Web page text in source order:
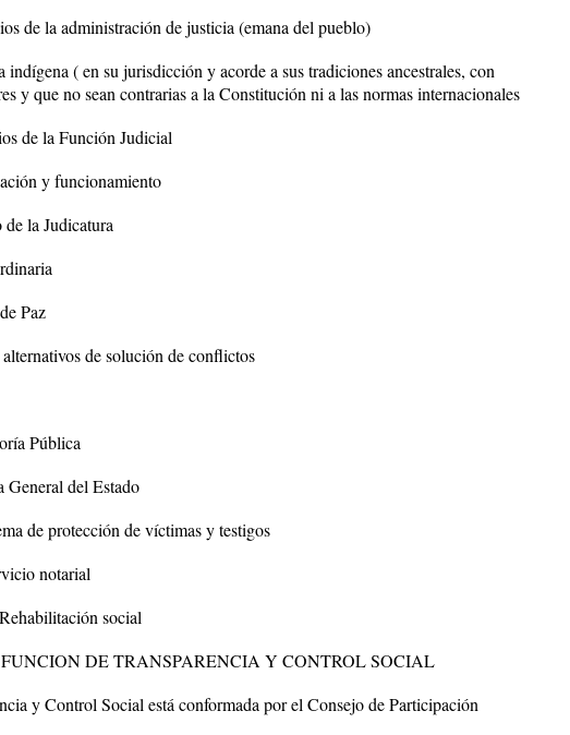
de la administración de justicia (emana del pueblo)
indígena ( en su jurisdicción y acorde a sus tradiciones ancestrales, con
y que no sean contrarias a la Constitución ni a las normas internacionales
de la Función Judicial
y funcionamiento
la Judicatura
Paz
de solución de conflictos
Pública
General del Estado
de protección de víctimas y testigos
notarial
social
DE TRANSPARENCIA Y CONTROL SOCIAL
y Control Social está conformada por el Consejo de Participación